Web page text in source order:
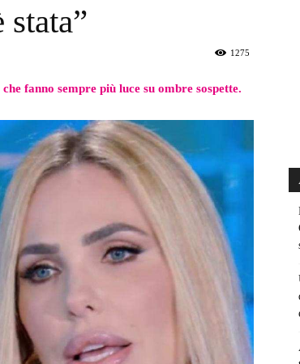
1275
fanno sempre più luce su ombre sospette.